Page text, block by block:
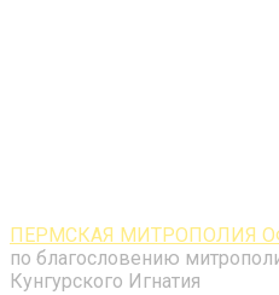
ПЕРМСКАЯ МИТРОПОЛИЯ
по благословению
Кунгурского Игнатия